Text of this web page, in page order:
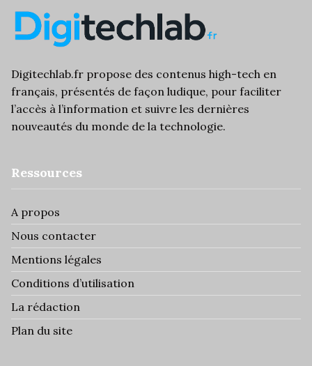
Digitechlab.fr propose des contenus high-tech en
français, présentés de façon ludique, pour faciliter
l’accès à l’information et suivre les dernières
nouveautés du monde de la technologie.
Ressources
A propos
Nous contacter
Mentions légales
Conditions d’utilisation
La rédaction
Plan du site